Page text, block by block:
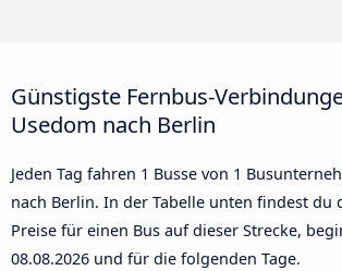
Günstigste Fernbus-
Usedom nach Berlin
Jeden Tag fahren 1 Busse von 1
nach Berlin. In der Tabelle unten findest du
Preise für einen Bus auf dieser Strecke,
08.08.2026 und für die folgenden Tage.